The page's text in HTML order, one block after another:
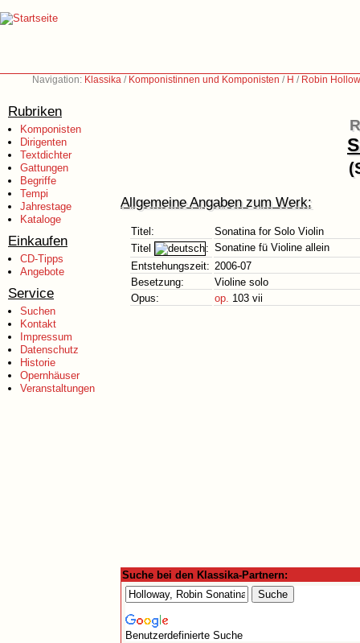
Navigation: Klassika / Komponistinnen und Komponisten / H / Robin
Rubriken
Komponisten
Dirigenten
Textdichter
Gattungen
Begriffe
Tempi
Jahrestage
Kataloge
Einkaufen
CD-Tipps
Angebote
Service
Suchen
Kontakt
Impressum
Datenschutz
Historie
Opernhäuser
Veranstaltungen
Allgemeine Angaben zum Werk:
Titel:
Sonatina for Solo Violin
Titel
: Sonatine fü Violine allein
Entstehungszeit: 2006-07
Besetzung:
Violine solo
Opus:
op. 103 vii
Suche bei den Klassika-Partnern:
Benutzerdefinierte Suche